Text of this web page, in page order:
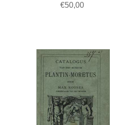
€50,00